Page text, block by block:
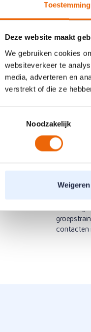
Toestemming
Deze website maakt
We gebruiken cookies
websiteverkeer te
media, adverteren en
verstrekt of die ze
Noodzakelijk
Weigeren
in
angsten
contacten